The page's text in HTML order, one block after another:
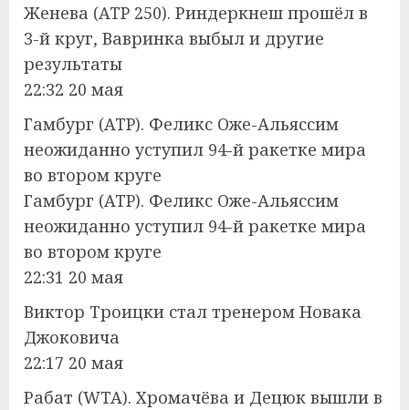
Женева (ATP 250). Риндеркнеш прошёл в
3-й круг, Вавринка выбыл и другие
результаты
22:32 20 мая
Гамбург (ATP). Феликс Оже-Альяссим
неожиданно уступил 94-й ракетке мира
во втором круге
Гамбург (ATP). Феликс Оже-Альяссим
неожиданно уступил 94-й ракетке мира
во втором круге
22:31 20 мая
Виктор Троицки стал тренером Новака
Джоковича
22:17 20 мая
Рабат (WTA). Хромачёва и Децюк вышли в